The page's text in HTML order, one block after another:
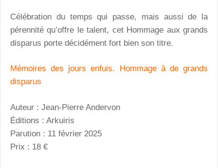
Célébration du temps qui passe, mais aussi de la
pérennité qu’offre le talent, cet Hommage aux grands
disparus porte décidément fort bien son titre.
Mémoires des jours enfuis. Hommage à de grands
disparus
Auteur : Jean-Pierre Andervon
Éditions : Arkuiris
Parution : 11 février 2025
Prix : 18 €